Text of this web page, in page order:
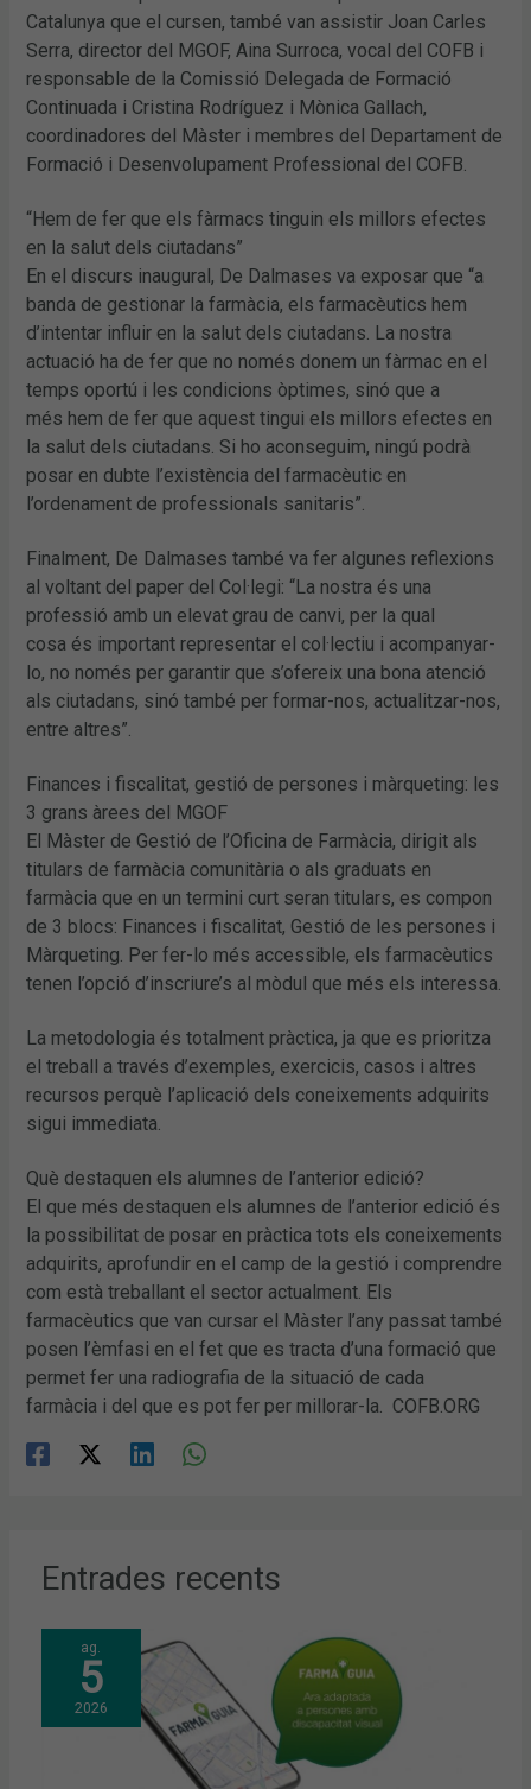
Catalunya que el cursen, també van assistir Joan Carles
Serra, director del MGOF, Aina Surroca, vocal del COFB i
responsable de la Comissió Delegada de Formació
Continuada i Cristina Rodríguez i Mònica Gallach,
coordinadores del Màster i membres del Departament de
Formació i Desenvolupament Professional del COFB.
“Hem de fer que els fàrmacs tinguin els millors efectes
en la salut dels ciutadans”
En el discurs inaugural, De Dalmases va exposar que “a
banda de gestionar la farmàcia, els farmacèutics hem
d’intentar influir en la salut dels ciutadans. La nostra
actuació ha de fer que no només donem un fàrmac en el
temps oportú i les condicions òptimes, sinó que a
més hem de fer que aquest tingui els millors efectes en
la salut dels ciutadans. Si ho aconseguim, ningú podrà
posar en dubte l’existència del farmacèutic en
l’ordenament de professionals sanitaris”.
Finalment, De Dalmases també va fer algunes reflexions
al voltant del paper del Col·legi: “La nostra és una
professió amb un elevat grau de canvi, per la qual
cosa és important representar el col·lectiu i acompanyar-
lo, no només per garantir que s’ofereix una bona atenció
als ciutadans, sinó també per formar-nos, actualitzar-nos,
entre altres”.
Finances i fiscalitat, gestió de persones i màrqueting: les
3 grans àrees del MGOF
El Màster de Gestió de l’Oficina de Farmàcia, dirigit als
titulars de farmàcia comunitària o als graduats en
farmàcia que en un termini curt seran titulars, es compon
de 3 blocs: Finances i fiscalitat, Gestió de les persones i
Màrqueting. Per fer-lo més accessible, els farmacèutics
tenen l’opció d’inscriure’s al mòdul que més els interessa.
La metodologia és totalment pràctica, ja que es prioritza
el treball a través d’exemples, exercicis, casos i altres
recursos perquè l’aplicació dels coneixements adquirits
sigui immediata.
Què destaquen els alumnes de l’anterior edició?
El que més destaquen els alumnes de l’anterior edició és
la possibilitat de posar en pràctica tots els coneixements
adquirits, aprofundir en el camp de la gestió i comprendre
com està treballant el sector actualment. Els
farmacèutics que van cursar el Màster l’any passat també
posen l’èmfasi en el fet que es tracta d’una formació que
permet fer una radiografia de la situació de cada
farmàcia i del que es pot fer per millorar-la. COFB.ORG
Entrades recents
ag.
5
2026